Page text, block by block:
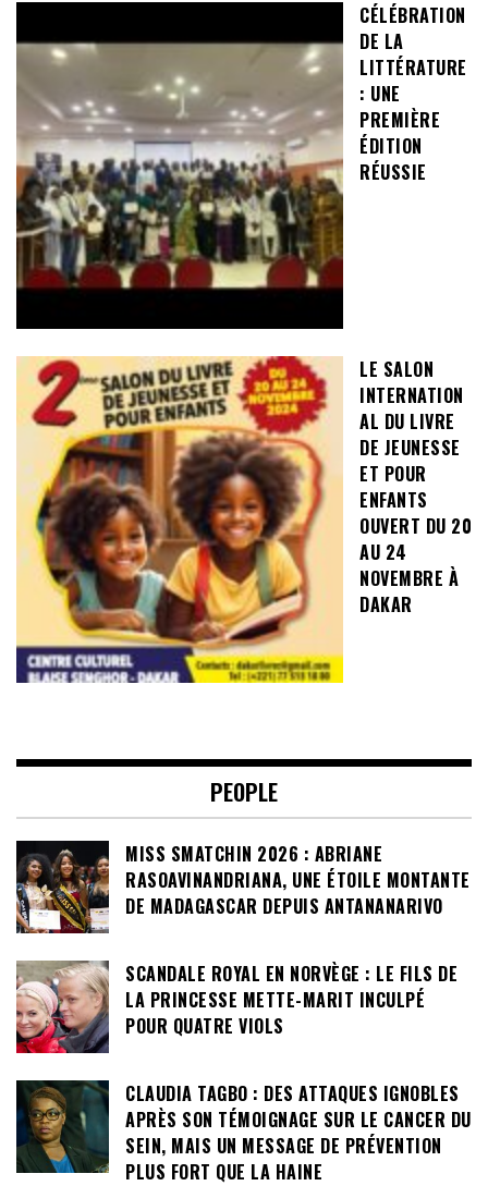
CÉLÉBRATION
DE LA
LITTÉRATURE
: UNE
PREMIÈRE
ÉDITION
RÉUSSIE
LE SALON
INTERNATION
AL DU LIVRE
DE JEUNESSE
ET POUR
ENFANTS
OUVERT DU 20
AU 24
NOVEMBRE À
DAKAR
PEOPLE
MISS SMATCHIN 2026 : ABRIANE
RASOAVINANDRIANA, UNE ÉTOILE MONTANTE
DE MADAGASCAR DEPUIS ANTANANARIVO
SCANDALE ROYAL EN NORVÈGE : LE FILS DE
LA PRINCESSE METTE-MARIT INCULPÉ
POUR QUATRE VIOLS
CLAUDIA TAGBO : DES ATTAQUES IGNOBLES
APRÈS SON TÉMOIGNAGE SUR LE CANCER DU
SEIN, MAIS UN MESSAGE DE PRÉVENTION
PLUS FORT QUE LA HAINE